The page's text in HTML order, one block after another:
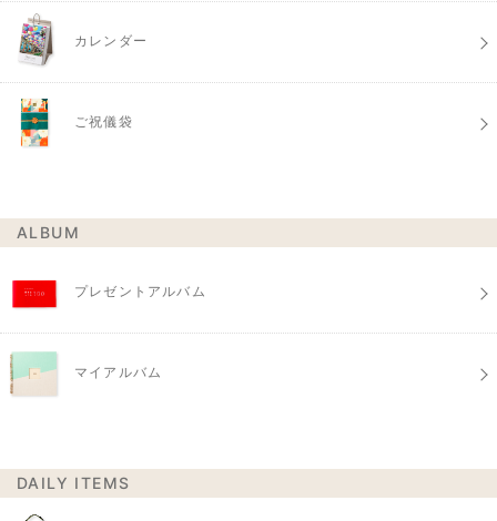
カレンダー
ご祝儀袋
ALBUM
プレゼントアルバム
マイアルバム
DAILY ITEMS